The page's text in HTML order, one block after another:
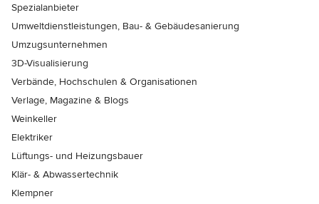
Spezialanbieter
Umweltdienstleistungen, Bau- & Gebäudesanierung
Umzugsunternehmen
3D-Visualisierung
Verbände, Hochschulen & Organisationen
Verlage, Magazine & Blogs
Weinkeller
Elektriker
Lüftungs- und Heizungsbauer
Klär- & Abwassertechnik
Klempner